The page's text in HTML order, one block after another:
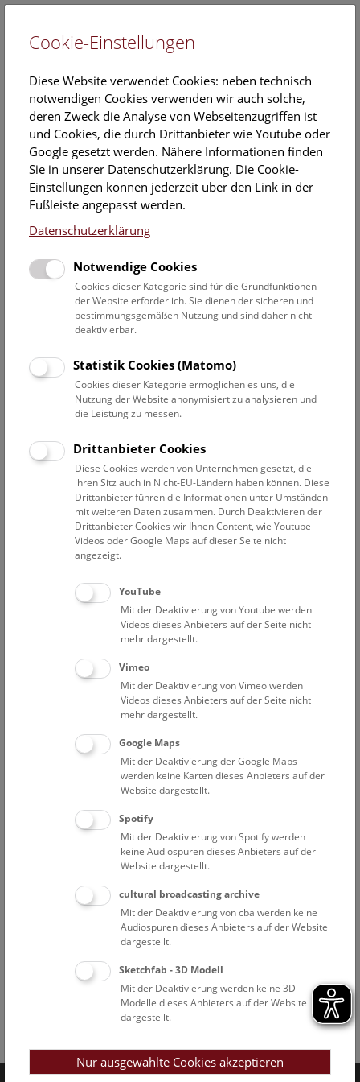
EN
Veranstaltungskalender
Informationen zu Gruppen,- Kindergarten- und
Schulprogrammen finden Siehier
Datumsfilter
1.12.2019
Datum auswählen
Erweiterte Suche
Filter zurücksetzen
1. Dezember 2019
Bisher keine Ergebnisse. Dienstags ist das NHM Wien
in der Regel geschlossen. Ausnahmen finden sie
Eine Nacht im Museum
Cookie-Einstellungen
Diese Website verwendet Cookies: neben technisch
notwendigen Cookies verwenden wir auch solche,
deren Zweck die Analyse von Webseitenzugriffen ist
und Cookies, die durch Drittanbieter wie Youtube oder
Google gesetzt werden. Nähere Informationen finden
Sie in unserer Datenschutzerklärung. Die Cookie-
Einstellungen können jederzeit über den Link in der
Fußleiste angepasst werden.
Datenschutzerklärung
Notwendige Cookies
Cookies dieser Kategorie sind für die Grundfunktionen
der Website erforderlich. Sie dienen der sicheren und
bestimmungsgemäßen Nutzung und sind daher nicht
deaktivierbar.
Statistik Cookies (Matomo)
Cookies dieser Kategorie ermöglichen es uns, die
Nutzung der Website anonymisiert zu analysieren und
die Leistung zu messen.
Drittanbieter Cookies
Diese Cookies werden von Unternehmen gesetzt, die
ihren Sitz auch in Nicht-EU-Ländern haben können. Diese
Drittanbieter führen die Informationen unter Umständen
mit weiteren Daten zusammen. Durch Deaktivieren der
Drittanbieter Cookies wir Ihnen Content, wie Youtube-
Videos oder Google Maps auf dieser Seite nicht
angezeigt.
YouTube
Mit der Deaktivierung von Youtube werden
Videos dieses Anbieters auf der Seite nicht
mehr dargestellt.
Vimeo
Mit der Deaktivierung von Vimeo werden
Videos dieses Anbieters auf der Seite nicht
mehr dargestellt.
Google Maps
Mit der Deaktivierung der Google Maps
werden keine Karten dieses Anbieters auf der
Website dargestellt.
Spotify
Mit der Deaktivierung von Spotify werden
keine Audiospuren dieses Anbieters auf der
Website dargestellt.
cultural broadcasting archive
Mit der Deaktivierung von cba werden keine
Audiospuren dieses Anbieters auf der Website
dargestellt.
Sketchfab - 3D Modell
Mit der Deaktivierung werden keine 3D
Modelle dieses Anbieters auf der Website
dargestellt.
Nur ausgewählte Cookies akzeptieren